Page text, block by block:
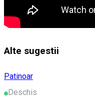
Alte sugestii
Patinoar
Deschis